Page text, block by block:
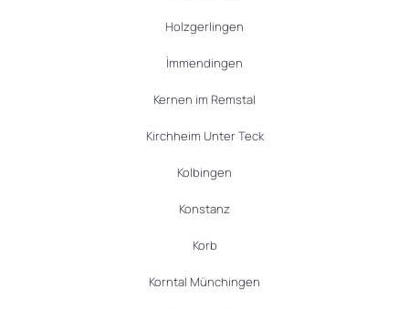
Holzgerlingen
İmmendingen
Kernen im Remstal
Kirchheim Unter Teck
Kolbingen
Konstanz
Korb
Korntal Münchingen